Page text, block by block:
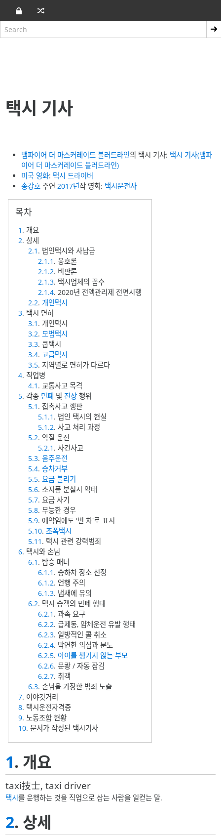
택시 기사
뱀파이어 더 마스커레이드 블러드라인의 택시 기사: 택시 기사(뱀파
이어 더 마스커레이드 블러드라인)
미국 영화: 택시 드라이버
송강호 주연2017년작 영화: 택시운전사
1 . 개요
2. 상세
2.1 . 법인택시와 사납금
2.1.1 . 옹호론
2.1.2. 비판론
2.1.3. 택시업체의 꼼수
2.1.4. 2020년 전액관리제 전면시행
2.2. 개인택시
3. 택시 면허
3.1 . 개인택시
3.2.모범택시
3.3. 쿱택시
3.4.고급택시
3.5. 지역별로 면허가 다르다
4. 직업병
4.1 . 교통사고 목격
5. 각종 민폐 및 진상 행위
5.1 . 접촉사고 깽판
5.1.1 . 법인 택시의 현실
5.1.2. 사고 처리 과정
5.2. 악질 운전
5.2.1 . 사건사고
5.3.음주운전
5.4.승차거부
5.5.요금 불리기
5.6. 소지품 분실시 악태
5.7. 요금 사기
5.8. 무능한 경우
5.9. 예약임에도 '빈 차'로 표시
5.10.조폭택시
5.11 . 택시 관련 강력범죄
6. 택시와 손님
6.1 . 탑승 매너
6.1.1 . 승하차 장소 선정
6.1.2. 언행 주의
6.1.3. 냄새에 유의
6.2. 택시 승객의 민폐 행태
6.2.1 . 과속 요구
6.2.2. 급제동, 얌체운전 유발 행태
6.2.3. 일방적인 콜 취소
6.2.4. 막연한 의심과 분노
6.2.5. 아이를 챙기지 않는 부모
6.2.6. 문쾅 / 자동 잠김
6.2.7. 취객
6.3. 손님을 가장한 범죄 노출
7. 이야깃거리
8. 택시운전자격증
9. 노동조합 현황
10. 문서가 작성된 택시기사
1. 개요
taxi技士, taxi driver
택시를 운행하는 것을 직업으로 삼는 사람을 일컫는 말.
2. 상세